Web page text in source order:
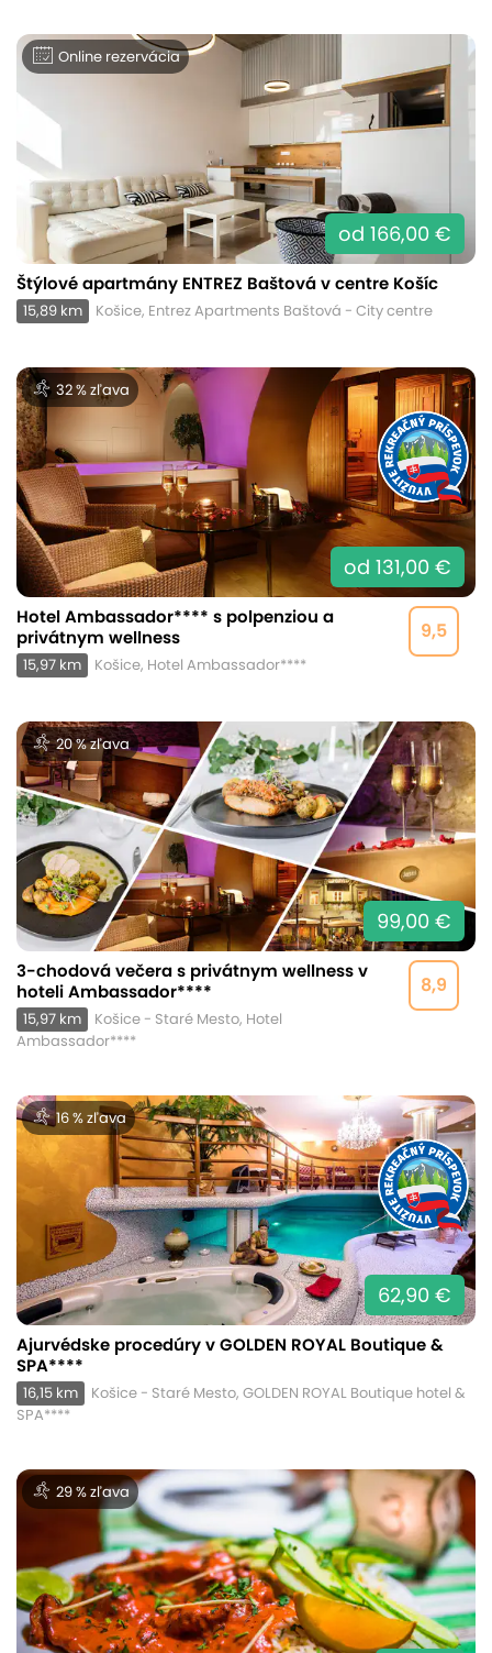
Online rezervácia
od 166,00 €
Štýlové apartmány ENTREZ Baštová v centre Košíc
15,89 km Košice, Entrez Apartments Baštová - City centre
32 % zľava
od 131,00 €
9,5
Hotel Ambassador**** s polpenziou a
privátnym wellness
15,97 km Košice, Hotel Ambassador****
20 % zľava
99,00 €
8,9
3-chodová večera s privátnym wellness v
hoteli Ambassador****
15,97 km
Košice - Staré Mesto, Hotel
Ambassador****
16 % zľava
62,90 €
Ajurvédske procedúry v GOLDEN ROYAL Boutique &
SPA****
16,15 km
Košice - Staré Mesto, GOLDEN ROYAL Boutique hotel &
SPA****
29 % zľava